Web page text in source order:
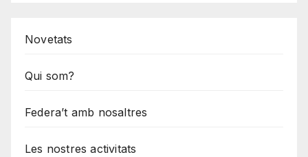
Novetats
Qui som?
Federa’t amb nosaltres
Les nostres activitats